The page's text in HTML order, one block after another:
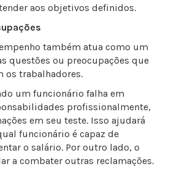
aos objetivos definidos.
também atua como um
questões ou preocupações que
os trabalhadores.
um funcionário falha em
profissionalmente,
em seu teste. Isso ajudará
funcionário é capaz de
o salário. Por outro lado, o
a combater outras reclamações.